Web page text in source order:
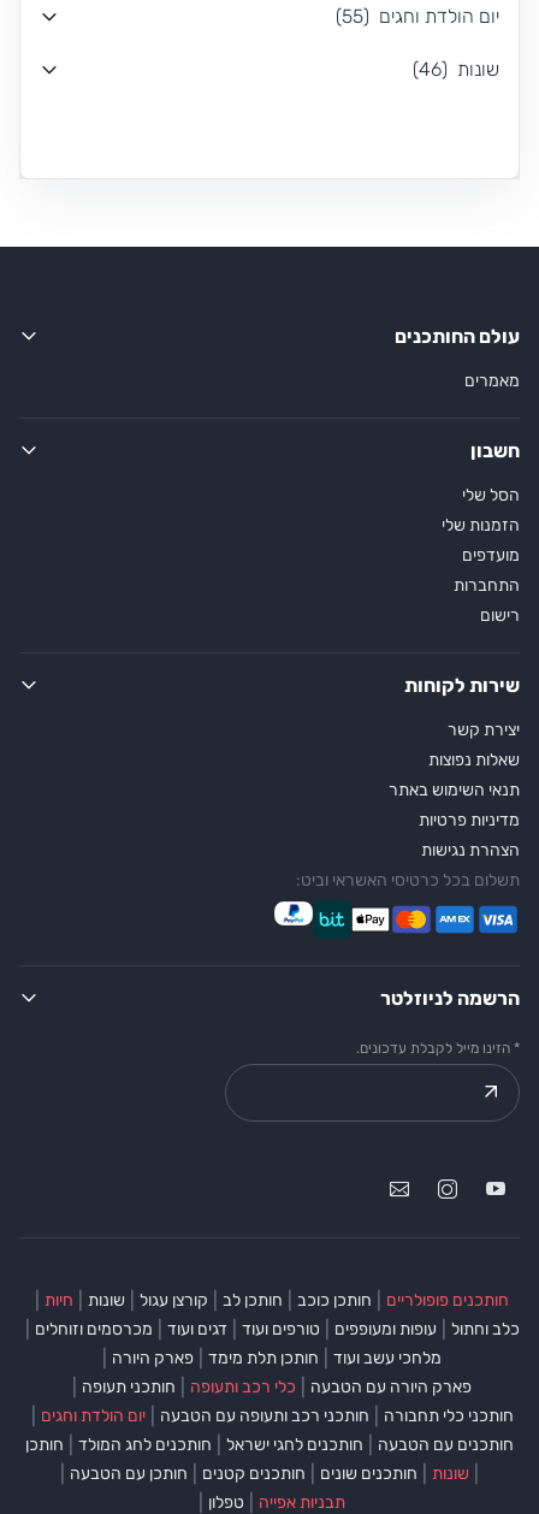
יום הולדת וחגים (
55
)
שונות (
46
)
עולם החותכנים
מאמרים
חשבון
הסל שלי
הזמנות שלי
מועדפים
התחברות
רישום
שירות לקוחות
יצירת קשר
שאלות נפוצות
תנאי השימוש באתר
מדיניות פרטיות
הצהרת נגישות
תשלום בכל כרטיסי האשראי וביט:
הרשמה לניוזלטר
* הזינו מייל לקבלת עדכונים.
חותכנים פופולריים חותכן כוכב חותכן לב קורצן עגול שונות חיות
כלב וחתול עופות ומעופפים טורפים ועוד דגים ועוד מכרסמים וזוחלים
מלחכי עשב ועוד חותכן תלת מימד פארק היורה
פארק היורה עם הטבעה כלי רכב ותעופה חותכני תעופה
חותכני כלי תחבורה חותכני רכב ותעופה עם הטבעה יום הולדת וחגים
חותכנים עם הטבעה חותכנים לחגי ישראל חותכנים לחג המולד חותכן
שונות חותכנים שונים חותכנים קטנים חותכן עם הטבעה
תבניות אפייה טפלון